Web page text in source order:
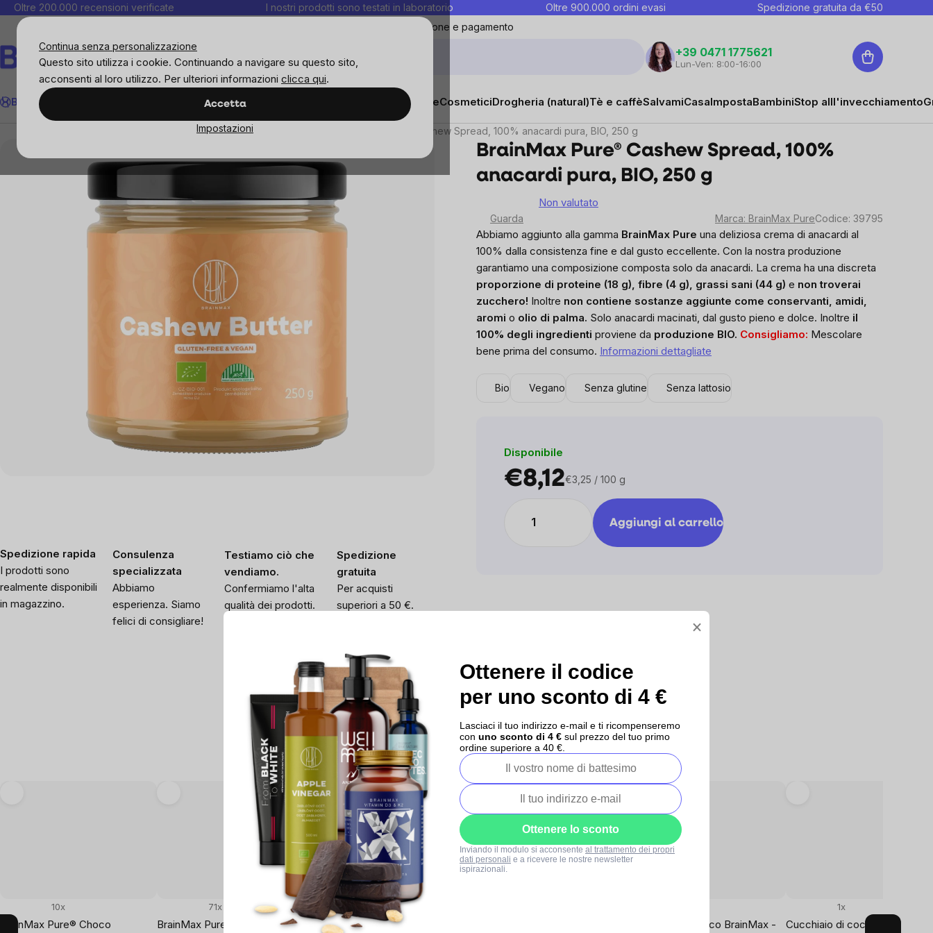
Continua senza personalizzazione
Questo sito utilizza i cookie. Continuando a navigare su questo sito,
acconsenti al loro utilizzo. Per ulteriori informazioni clicca qui.
Accetta
Impostazioni
Salta
contenuto
Oltre 200.000 recensioni verificate I nostri prodotti sono testati in laboratorio Oltre 900.000 ordini evasi Spedizione gratuita da €50
Spedizione e pagamento
Cerca
+39 0471 1775621
Lun-Ven: 8:00-16:00
Carrello
BrainMax AlimentiAlimentazione sana Integratori e vitamineCosmeticiDrogheria (natural)Tè e caffèSalvamiCasaImpostaBambiniStop alll'invecchiamento
100% di burro di noci BrainMax Pure® Cashew Spread, 100% anacardi pura, BIO, 250 g
BrainMax Pure® Cashew Spread, 100%
anacardi pura, BIO, 250 g
average
is
0,0
Non valutato
Spedizione rapida
I prodotti sono
realmente disponibili
in magazzino.
Consulenza
specializzata
Abbiamo
esperienza. Siamo
felici di consigliare!
Testiamo ciò che
vendiamo.
Confermiamo l'alta
qualità dei prodotti.
Spedizione
gratuita
Per acquisti
superiori a 50 €.
Guarda Marca: BrainMax PureCodice: 39795
Abbiamo aggiunto alla gamma BrainMax Pure una deliziosa crema di anacardi al
100% dalla consistenza fine e dal gusto eccellente. Con la nostra produzione
garantiamo una composizione composta solo da anacardi. La crema ha una discreta
proporzione di proteine ​​(18 g), fibre (4 g), grassi sani (44 g) e non troverai
zucchero! Inoltre non contiene sostanze aggiunte come conservanti, amidi,
aromi o olio di palma. Solo anacardi macinati, dal gusto pieno e dolce. Inoltre il
100% degli ingredienti proviene da produzione BIO. Consigliamo: Mescolare
bene prima del consumo. Informazioni dettagliate
Bio Vegano Senza glutine Senza lattosio
Disponibile
€8,12 Prezzo
€3,25 / 100 g
Aggiungi al carrello
Prodotti correlati
BrainMax Pure® Choco
10x
BrainMax Pure® Blueberry
71x
BrainMax Pure® ChocoCoco
35x
Cucchiaio di cocco BrainMax -
Cucchiaio di cocco BrainMax -
1x
×
Ottenere il codice
per uno sconto di 4 €
Lasciaci il tuo indirizzo e-mail e ti ricompenseremo
con uno sconto di 4 € sul prezzo del tuo primo
ordine superiore a 40 €.
Ottenere lo sconto
Inviando il modulo si acconsente al trattamento dei propri
dati personali e a ricevere le nostre newsletter
ispirazionali.